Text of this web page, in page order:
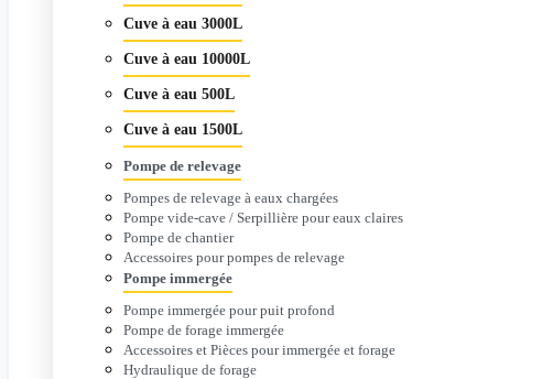
Cuve à eau 3000L
Cuve à eau 10000L
Cuve à eau 500L
Cuve à eau 1500L
Pompe de relevage
Pompes de relevage à eaux chargées
Pompe vide-cave / Serpillière pour eaux claires
Pompe de chantier
Accessoires pour pompes de relevage
Pompe immergée
Pompe immergée pour puit profond
Pompe de forage immergée
Accessoires et Pièces pour immergée et forage
Hydraulique de forage